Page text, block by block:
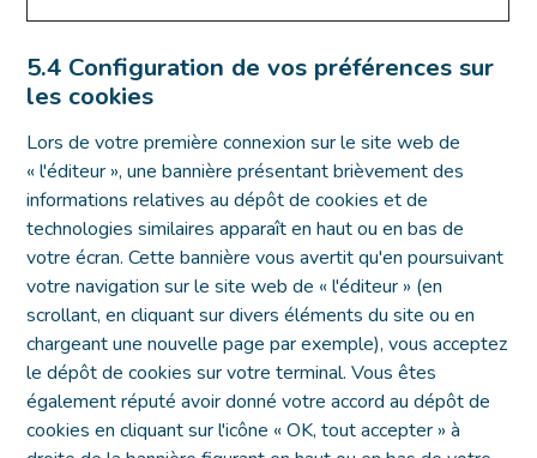
5.4 Configuration de vos préférences sur
les cookies
Lors de votre première connexion sur le site web de
« l'éditeur », une bannière présentant brièvement des
informations relatives au dépôt de cookies et de
technologies similaires apparaît en haut ou en bas de
votre écran. Cette bannière vous avertit qu'en poursuivant
votre navigation sur le site web de « l'éditeur » (en
scrollant, en cliquant sur divers éléments du site ou en
chargeant une nouvelle page par exemple), vous acceptez
le dépôt de cookies sur votre terminal. Vous êtes
également réputé avoir donné votre accord au dépôt de
cookies en cliquant sur l'icône « OK, tout accepter » à